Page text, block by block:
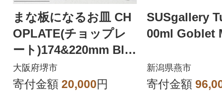
まな板になるお皿 CH
OPLATE(チョップレ
ート)174&220mm Bla
ck2枚セット
大阪府堺市
寄付金額 20,000円
SUSgallery
00ml Goblet
新潟県燕市
寄付金額